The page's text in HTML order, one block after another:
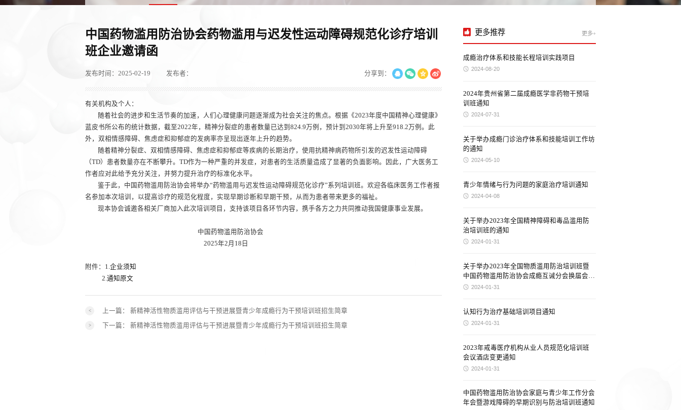
中国药物滥用防治协会药物滥用与迟发性运动障碍规范化诊疗培训
班企业邀请函
发布时间：2025-02-19 发布者： 分享到：
有关机构及个人：
随着社会的进步和生活节奏的加速，人们心理健康问题逐渐成为社会关注的焦点。根据《2023年度中国精神心理健康》
蓝皮书所公布的统计数据，截至2022年，精神分裂症的患者数量已达到824.9万例，预计到2030年将上升至918.2万例。此
外，双相情感障碍、焦虑症和抑郁症的发病率亦呈现出逐年上升的趋势。
随着精神分裂症、双相情感障碍、焦虑症和抑郁症等疾病的长期治疗，使用抗精神病药物所引发的迟发性运动障碍
（TD）患者数量亦在不断攀升。TD作为一种严重的并发症，对患者的生活质量造成了显著的负面影响。因此，广大医务工
作者应对此给予充分关注，并努力提升治疗的标准化水平。
鉴于此，中国药物滥用防治协会将举办“药物滥用与迟发性运动障碍规范化诊疗”系列培训班。欢迎各临床医务工作者报
名参加本次培训，以提高诊疗的规范化程度，实现早期诊断和早期干预，从而为患者带来更多的福祉。
现本协会诚邀各相关厂商加入此次培训项目，支持该项目各环节内容，携手各方之力共同推动我国健康事业发展。
中国药物滥用防治协会
2025年2月18日
附件：1.企业须知
2.通知原文
上一篇： 新精神活性物质滥用评估与干预进展暨青少年成瘾行为干预培训班招生简章
下一篇： 新精神活性物质滥用评估与干预进展暨青少年成瘾行为干预培训班招生简章
更多推荐 更多+
成瘾治疗体系和技能长程培训实践项目
2024-08-20
2024年贵州省第二届成瘾医学非药物干预培
训班通知
2024-07-31
关于举办成瘾门诊治疗体系和技能培训工作坊
的通知
2024-05-10
青少年情绪与行为问题的家庭治疗培训通知
2024-04-08
关于举办2023年全国精神障碍和毒品滥用防
治培训班的通知
2024-01-31
关于举办2023年全国物质滥用防治培训班暨
中国药物滥用防治协会成瘾互诫分会换届会议
的通知
2024-01-31
认知行为治疗基础培训项目通知
2024-01-31
2023年戒毒医疗机构从业人员规范化培训班
会议酒店变更通知
2024-01-31
中国药物滥用防治协会家庭与青少年工作分会
年会暨游戏障碍的早期识别与防治培训班通知